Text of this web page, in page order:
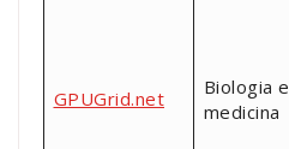
GPUGrid.net
Biologia e
medicina